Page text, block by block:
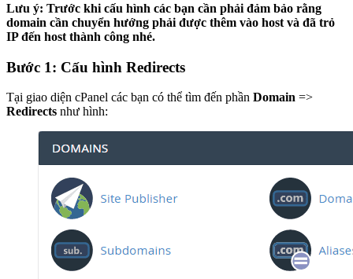
Lưu ý: Trước khi cấu hình các bạn cần phải đảm bảo rằng
domain cần chuyển hướng phải được thêm vào host và đã trỏ
IP đến host thành công nhé.
Bước 1: Cấu hình Redirects
Tại giao diện cPanel các bạn có thể tìm đến phần Domain =>
Redirects như hình: